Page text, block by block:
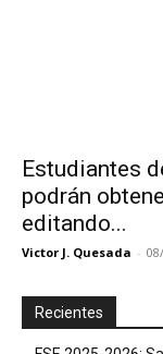
Estudiantes
podrán
editando...
Victor J. Quesada -
Recientes